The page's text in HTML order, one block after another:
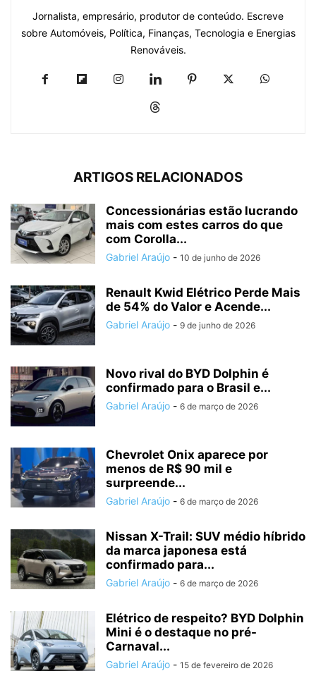
Jornalista, empresário, produtor de conteúdo. Escreve
sobre Automóveis, Política, Finanças, Tecnologia e Energias
Renováveis.
ARTIGOS RELACIONADOS
Concessionárias estão lucrando
mais com estes carros do que
com Corolla...
Gabriel Araújo - 10 de junho de 2026
Renault Kwid Elétrico Perde Mais
de 54% do Valor e Acende...
Gabriel Araújo - 9 de junho de 2026
Novo rival do BYD Dolphin é
confirmado para o Brasil e...
Gabriel Araújo - 6 de março de 2026
Chevrolet Onix aparece por
menos de R$ 90 mil e
surpreende...
Gabriel Araújo - 6 de março de 2026
Nissan X-Trail: SUV médio híbrido
da marca japonesa está
confirmado para...
Gabriel Araújo - 6 de março de 2026
Elétrico de respeito? BYD Dolphin
Mini é o destaque no pré-
Carnaval...
Gabriel Araújo - 15 de fevereiro de 2026